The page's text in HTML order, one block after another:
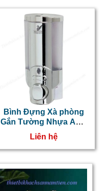
Bình Đựng Xà phòng
Gắn Tường Nhựa ABS
Màu Bạc
Liên hệ